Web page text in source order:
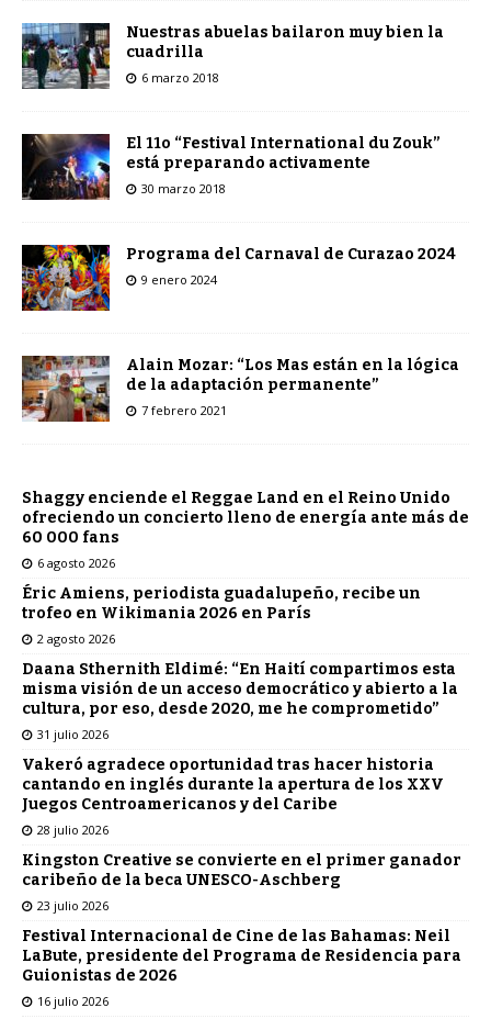
Nuestras abuelas bailaron muy bien la
cuadrilla
6 marzo 2018
El 11o “Festival International du Zouk”
está preparando activamente
30 marzo 2018
Programa del Carnaval de Curazao 2024
9 enero 2024
Alain Mozar: “Los Mas están en la lógica
de la adaptación permanente”
7 febrero 2021
Shaggy enciende el Reggae Land en el Reino Unido
ofreciendo un concierto lleno de energía ante más de
60 000 fans
6 agosto 2026
Éric Amiens, periodista guadalupeño, recibe un
trofeo en Wikimania 2026 en París
2 agosto 2026
Daana Sthernith Eldimé: “En Haití compartimos esta
misma visión de un acceso democrático y abierto a la
cultura, por eso, desde 2020, me he comprometido”
31 julio 2026
Vakeró agradece oportunidad tras hacer historia
cantando en inglés durante la apertura de los XXV
Juegos Centroamericanos y del Caribe
28 julio 2026
Kingston Creative se convierte en el primer ganador
caribeño de la beca UNESCO-Aschberg
23 julio 2026
Festival Internacional de Cine de las Bahamas: Neil
LaBute, presidente del Programa de Residencia para
Guionistas de 2026
16 julio 2026